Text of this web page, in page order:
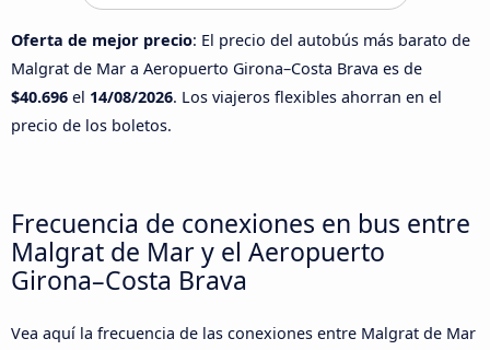
Oferta de mejor precio: El precio del autobús más barato de
Malgrat de Mar a Aeropuerto Girona–Costa Brava es de
$40.696 el 14/08/2026. Los viajeros flexibles ahorran en el
precio de los boletos.
Frecuencia de conexiones en bus entre
Malgrat de Mar y el Aeropuerto
Girona–Costa Brava
Vea aquí la frecuencia de las conexiones entre Malgrat de Mar